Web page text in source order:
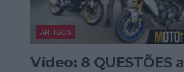
ARTIGOS
Vídeo: 8 QUESTÕES a